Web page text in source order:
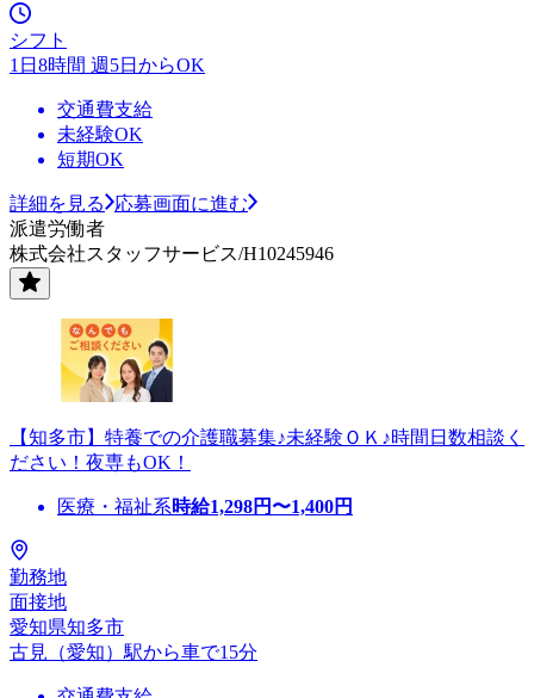
シフト
1日8時間 週5日からOK
交通費支給
未経験OK
短期OK
詳細を見る
応募画面に進む
派遣労働者
株式会社スタッフサービス/H10245946
【知多市】特養での介護職募集♪未経験ＯＫ♪時間日数相談く
ださい！夜専もOK！
医療・福祉系時給1,298円〜1,400円
勤務地
面接地
愛知県知多市
古見（愛知）駅から車で15分